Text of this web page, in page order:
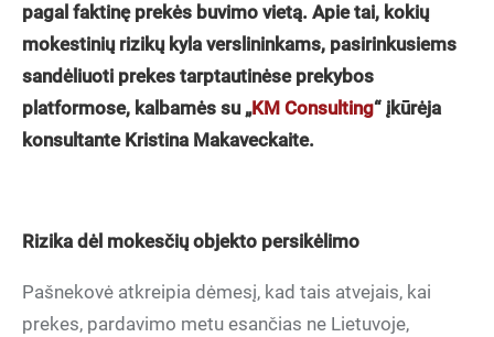
pagal faktinę prekės buvimo vietą. Apie tai, kokių
mokestinių rizikų kyla verslininkams, pasirinkusiems
sandėliuoti prekes tarptautinėse prekybos
platformose, kalbamės su „KM Consulting“ įkūrėja
konsultante Kristina Makaveckaite.
Rizika dėl mokesčių objekto persikėlimo
Pašnekovė atkreipia dėmesį, kad tais atvejais, kai
prekes, pardavimo metu esančias ne Lietuvoje,